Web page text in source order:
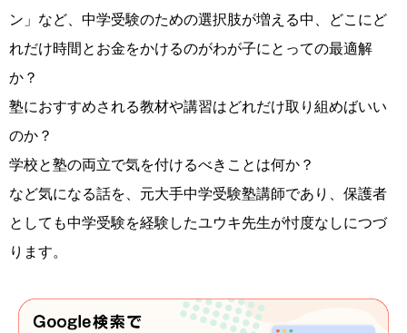
ン」など、中学受験のための選択肢が増える中、どこにど
れだけ時間とお金をかけるのがわが子にとっての最適解
か？
塾におすすめされる教材や講習はどれだけ取り組めばいい
のか？
学校と塾の両立で気を付けるべきことは何か？
など気になる話を、元大手中学受験塾講師であり、保護者
としても中学受験を経験したユウキ先生が忖度なしにつづ
ります。